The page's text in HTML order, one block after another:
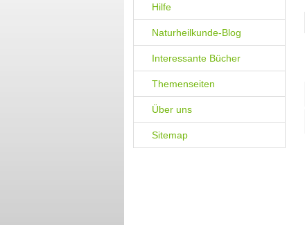
Hilfe
Naturheilkunde-Blog
Interessante Bücher
Themenseiten
Über uns
Sitemap